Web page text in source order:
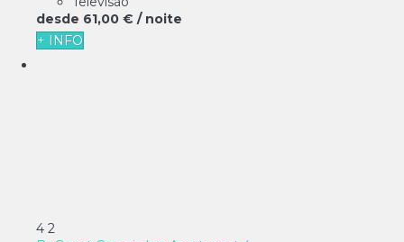
desde 61,00 € / noite
+ INFO
4 2